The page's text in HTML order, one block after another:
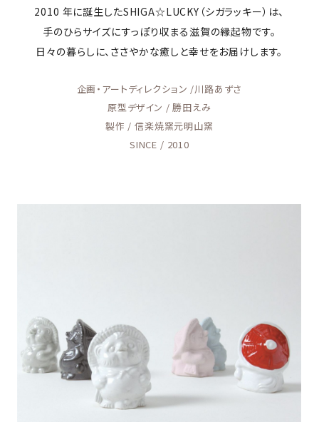
2010 年に誕生したSHIGA☆LUCKY（シガラッキー）は、
手のひらサイズにすっぽり収まる滋賀の縁起物です。
日々の暮らしに、ささやかな癒しと幸せをお届けします。
企画・アートディレクション /川路あずさ
原型デザイン / 勝田えみ
製作 / 信楽焼窯元明山窯
SINCE / 2010